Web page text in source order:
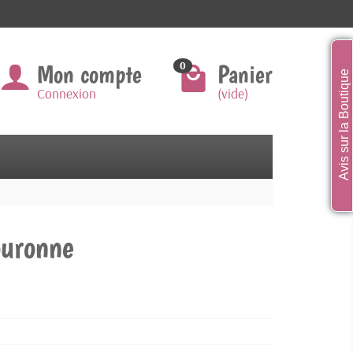
Mon compte
Connexion
0 Panier
(vide) Avis sur la Boutique